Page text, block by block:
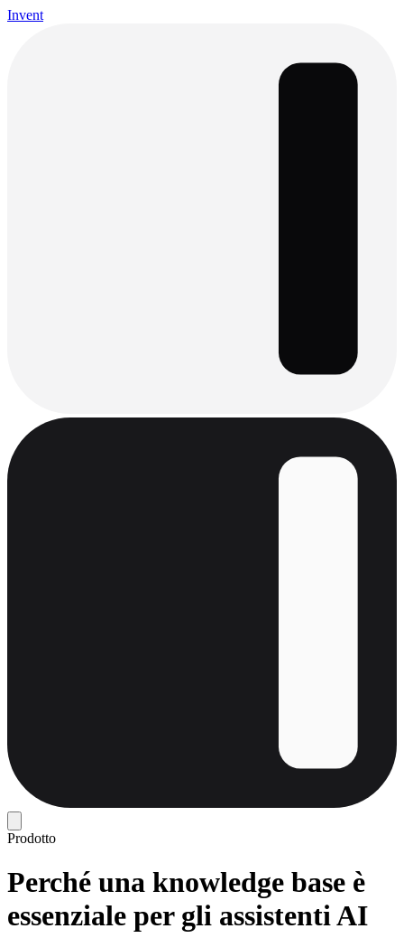
Invent
Prodotto
Perché una knowledge base è
essenziale per gli assistenti AI